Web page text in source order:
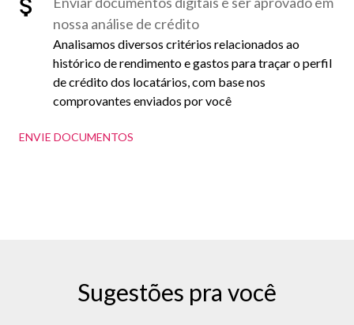
nossa análise de crédito
Analisamos diversos critérios relacionados ao
histórico de rendimento e gastos para traçar o perfil
de crédito dos locatários, com base nos
comprovantes enviados por você
ENVIE DOCUMENTOS
Sugestões pra você